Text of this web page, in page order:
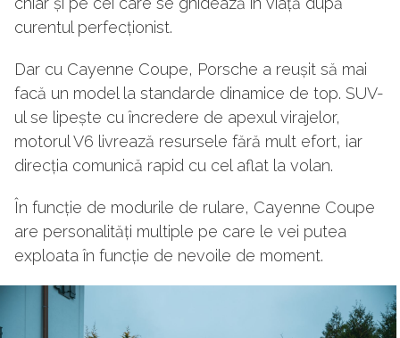
curentul perfecționist.
Dar cu Cayenne Coupe, Porsche a reușit să mai
facă un model la standarde dinamice de top. SUV-
ul se lipește cu încredere de apexul virajelor,
motorul V6 livrează resursele fără mult efort, iar
direcția comunică rapid cu cel aflat la volan.
În funcție de modurile de rulare, Cayenne Coupe
are personalități multiple pe care le vei putea
exploata în funcție de nevoile de moment.